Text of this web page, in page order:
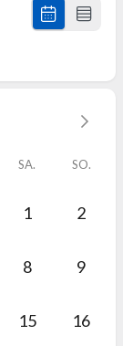
SA. SO.
1 2
8 9
15 16